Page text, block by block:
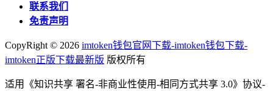
联系我们
免责声明
CopyRight © 2026 imtoken钱包官网下载-imtoken钱包下载-
imtoken正版下载最新版 版权所有
适用《知识共享 署名-非商业性使用-相同方式共享 3.0》协议-